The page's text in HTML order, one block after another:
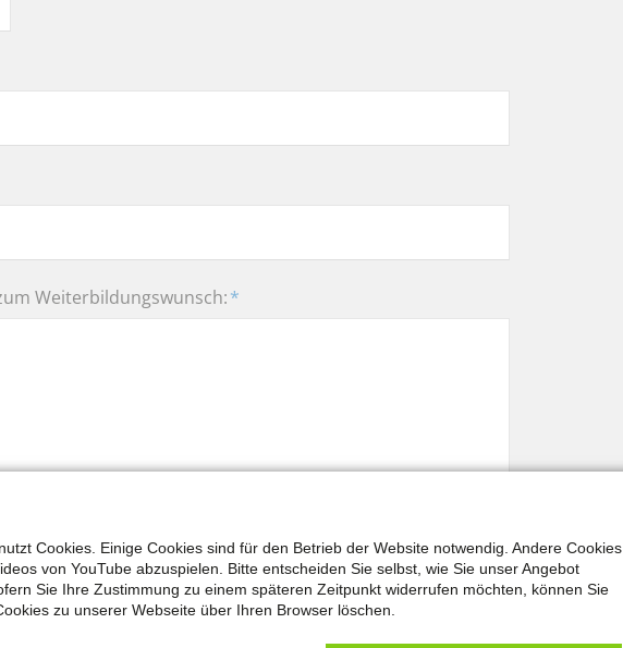
Weiterbildungswunsch:*
Cookies. Einige Cookies sind für den Betrieb der Website notwendig. Andere Cookies
von YouTube abzuspielen. Bitte entscheiden Sie selbst, wie Sie unser Angebot
Sie Ihre Zustimmung zu einem späteren Zeitpunkt widerrufen möchten, können Sie
zu unserer Webseite über Ihren Browser löschen.